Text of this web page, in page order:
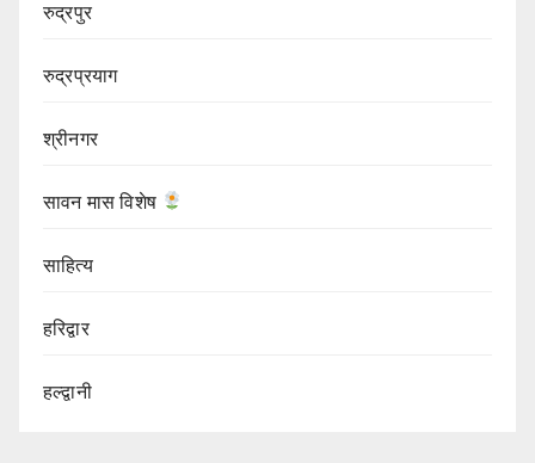
रुद्रपुर
रुद्रप्रयाग
श्रीनगर
सावन मास विशेष
साहित्य
हरिद्वार
हल्द्वानी